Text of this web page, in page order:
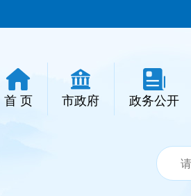
首 页 市政府 政务公开